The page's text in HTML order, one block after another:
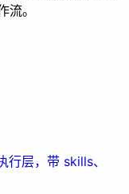
。
层，带 skills、